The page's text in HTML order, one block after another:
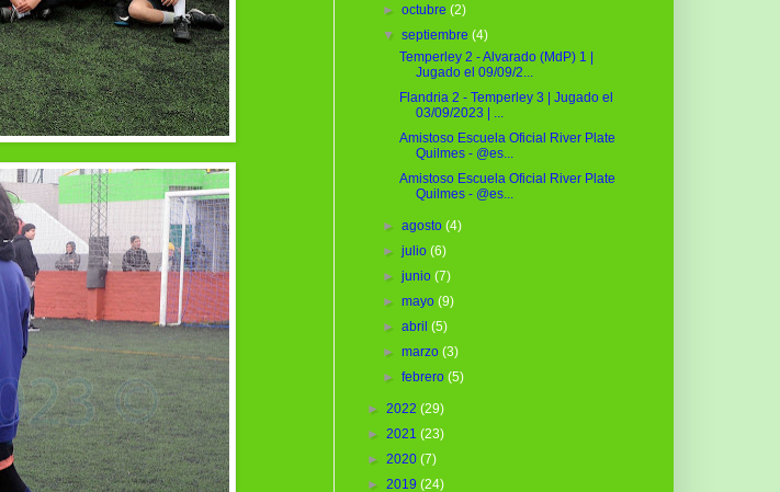
►octubre(2)
▼septiembre(4)
Temperley 2 - Alvarado (MdP) 1 |
Jugado el 09/09/2...
Flandria 2 - Temperley 3 | Jugado el
03/09/2023 | ...
Amistoso Escuela Oficial River Plate
Quilmes - @es...
Amistoso Escuela Oficial River Plate
Quilmes - @es...
►agosto(4)
►julio(6)
►junio(7)
►mayo(9)
►abril(5)
►marzo(3)
►febrero(5)
► 2022 (29)
► 2021 (23)
► 2020 (7)
► 2019 (24)